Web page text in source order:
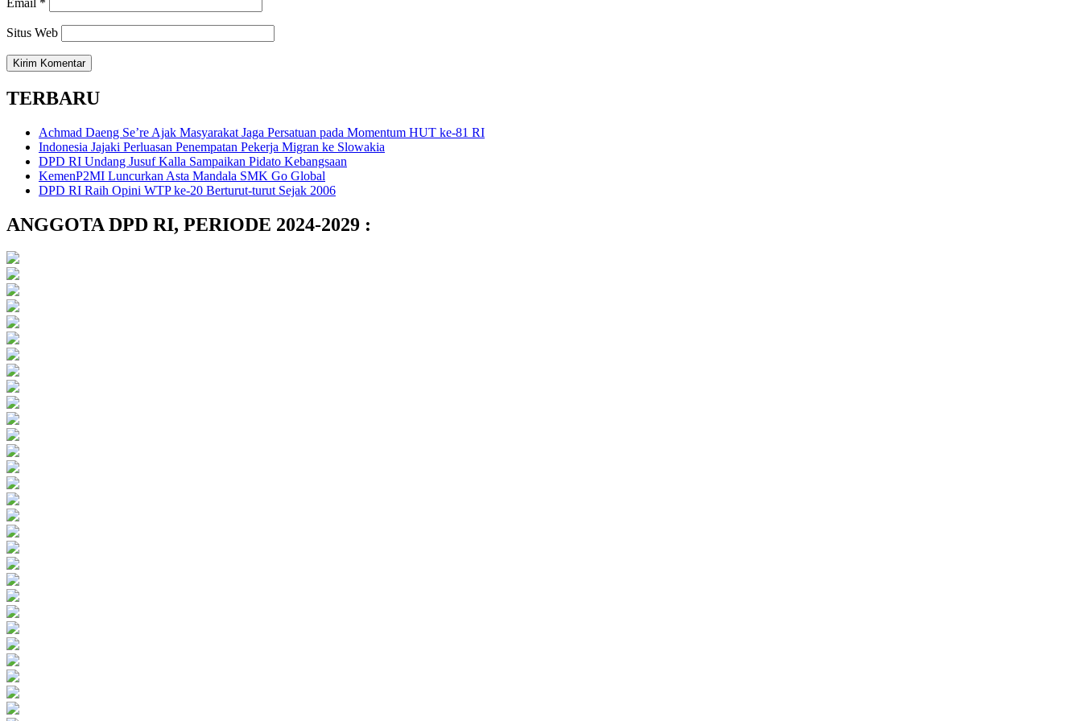
Situs Web
TERBARU
Achmad Daeng Se’re Ajak Masyarakat Jaga Persatuan pada Momentum HUT ke-81 RI
Indonesia Jajaki Perluasan Penempatan Pekerja Migran ke Slowakia
DPD RI Undang Jusuf Kalla Sampaikan Pidato Kebangsaan
KemenP2MI Luncurkan Asta Mandala SMK Go Global
DPD RI Raih Opini WTP ke-20 Berturut-turut Sejak 2006
ANGGOTA DPD RI, PERIODE 2024-2029 :